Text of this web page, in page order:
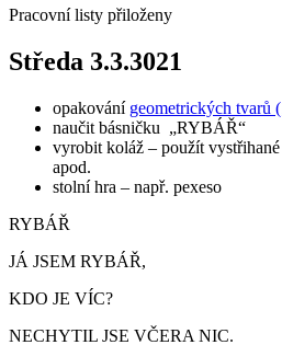
Pracovní listy přiloženy
Středa 3.3.3021
opakování geometrických tvarů
naučit básničku „RYBÁŘ“
vyrobit koláž – použít
apod.
stolní hra – např. pexeso
RYBÁŘ
JÁ JSEM RYBÁŘ,
KDO JE VÍC?
NECHYTIL JSE VČERA NIC.